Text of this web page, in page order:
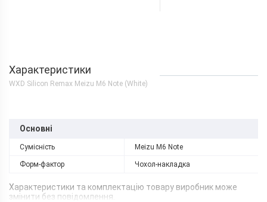
Характеристики
WXD Silicon Remax Meizu M6 Note (White)
Основні
Сумісність Meizu M6 Note
Форм-фактор Чохол-накладка
Характеристики та комплектацію товару виробник може
змінити без повідомлення.